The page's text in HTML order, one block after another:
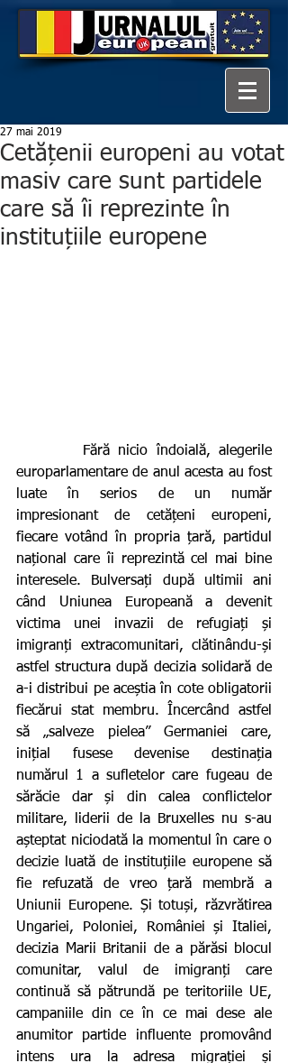
Cetățenii europeni au votat
masiv care sunt partidele
care să îi reprezinte în
instituțiile europene
27 mai 2019
europarlamentare de anul acesta au fost
luate în serios de un număr
impresionant de cetățeni europeni,
fiecare votând în propria țară, partidul
național care îi reprezintă cel mai bine
interesele. Bulversați după ultimii ani
când Uniunea Europeană a devenit
victima unei invazii de refugiați și
imigranți extracomunitari, clătinându-și
astfel structura după decizia solidară de
a-i distribui pe aceștia în cote obligatorii
fiecărui stat membru. Încercând astfel
să „salveze pielea” Germaniei care,
inițial fusese devenise destinația
numărul 1 a sufletelor care fugeau de
sărăcie dar și din calea conflictelor
militare, liderii de la Bruxelles nu s-au
așteptat niciodată la momentul în care o
decizie luată de instituțiile europene să
fie refuzată de vreo țară membră a
Uniunii Europene. Și totuși, răzvrătirea
Ungariei, Poloniei, României și Italiei,
decizia Marii Britanii de a părăsi blocul
comunitar, valul de imigranți care
continuă să pătrundă pe teritoriile UE,
campaniile din ce în ce mai dese ale
anumitor partide influente promovând
intens ura la adresa migrației și